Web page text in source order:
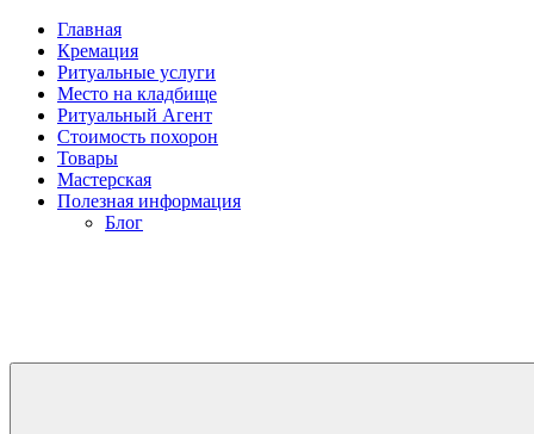
Главная
Кремация
Ритуальные услуги
Место на кладбище
Ритуальный Агент
Стоимость похорон
Товары
Мастерская
Полезная информация
Блог